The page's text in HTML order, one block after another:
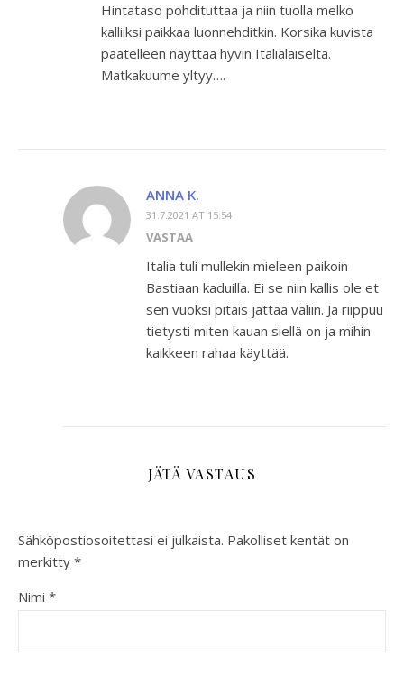
Hintataso pohdituttaa ja niin tuolla melko
kalliiksi paikkaa luonnehditkin. Korsika kuvista
päätelleen näyttää hyvin Italialaiselta.
Matkakuume yltyy….
ANNA K.
31.7.2021 AT 15:54
VASTAA
Italia tuli mullekin mieleen paikoin
Bastiaan kaduilla. Ei se niin kallis ole et
sen vuoksi pitäis jättää väliin. Ja riippuu
tietysti miten kauan siellä on ja mihin
kaikkeen rahaa käyttää.
JÄTÄ VASTAUS
Sähköpostiosoitettasi ei julkaista. Pakolliset kentät on
merkitty *
Nimi *